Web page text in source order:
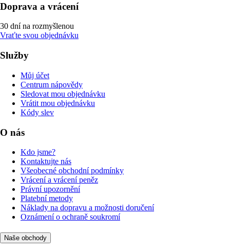
Doprava a vrácení
30 dní na rozmyšlenou
Vraťte svou objednávku
Služby
Můj účet
Centrum nápovědy
Sledovat mou objednávku
Vrátit mou objednávku
Kódy slev
O nás
Kdo jsme?
Kontaktujte nás
Všeobecné obchodní podmínky
Vrácení a vrácení peněz
Právní upozornění
Platební metody
Náklady na dopravu a možnosti doručení
Oznámení o ochraně soukromí
Naše obchody